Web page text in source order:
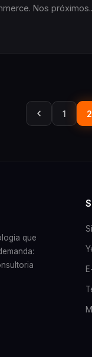
Nos
1 2
que